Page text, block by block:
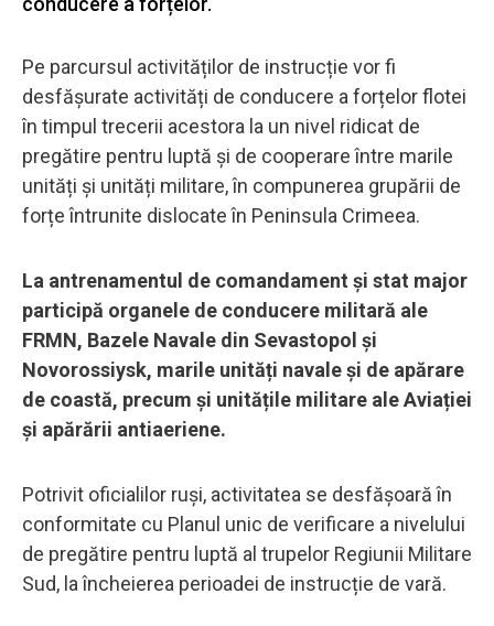
Pe parcursul activităților de instrucție vor fi
desfășurate activități de conducere a forțelor flotei
în timpul trecerii acestora la un nivel ridicat de
pregătire pentru luptă și de cooperare între marile
unități și unități militare, în compunerea grupării de
forțe întrunite dislocate în Peninsula Crimeea.
La antrenamentul de comandament și stat major
participă organele de conducere militară ale
FRMN, Bazele Navale din Sevastopol și
Novorossiysk, marile unități navale și de apărare
de coastă, precum și unitățile militare ale Aviației
și apărării antiaeriene.
Potrivit oficialilor ruși, activitatea se desfășoară în
conformitate cu Planul unic de verificare a nivelului
de pregătire pentru luptă al trupelor Regiunii Militare
Sud, la încheierea perioadei de instrucție de vară.